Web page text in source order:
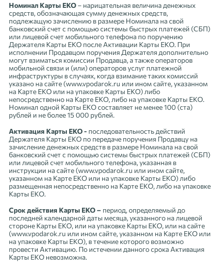
Номинал Карты ЕКО – нарицательная величина денежных
средств, обозначающая сумму денежных средств,
подлежащую зачислению в размере Номинала на свой
банковский счет с помощью системы быстрых платежей (СБП)
или лицевой счет мобильного телефона по поручению
Держателя Карты ЕКО после Активации Карты ЕКО. При
исполнении Продавцом поручения Держателя дополнительно
могут взиматься комиссии Продавца, а также операторов
мобильной связи и (или) операторов услуг платежной
инфраструктуры в случаях, когда взимание таких комиссий
указано на сайте (www.vpodarok.ru или ином сайте, указанном
на Карте ЕКО или на упаковке Карты ЕКО) либо
непосредственно на Карте ЕКО, либо на упаковке Карты ЕКО.
Номинал одной Карты ЕКО составляет не менее 100 (ста)
рублей и не более 15 000 рублей.
Активация Карты ЕКО - последовательность действий
Держателя Карты ЕКО по передаче поручения Продавцу на
зачисление денежных средств в размере Номинала на свой
банковский счет с помощью системы быстрых платежей (СБП)
или лицевой счет мобильного телефона, указанная в
инструкции на сайте (www.vpodarok.ru или ином сайте,
указанном на Карте ЕКО или на упаковке Карты ЕКО) либо
размещенная непосредственно на Карте ЕКО, либо на упаковке
Карты ЕКО.
Срок действия Карты ЕКО – период, определяемый до
последней календарной даты месяца, указанного на лицевой
стороне Карты ЕКО, или на упаковке Карты ЕКО, или на сайте
(www.vpodarok.ru или ином сайте, указанном на Карте ЕКО или
на упаковке Карты ЕКО), в течение которого возможно
провести Активацию. По истечении данного срока Активация
Карты ЕКО невозможна.